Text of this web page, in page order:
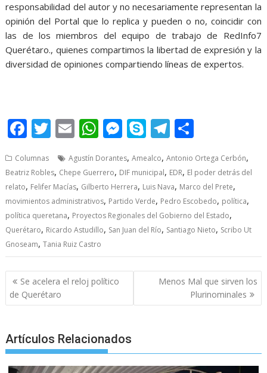
responsabilidad del autor y no necesariamente representan la
opinión del Portal que lo replica y pueden o no, coincidir con
las de los miembros del equipo de trabajo de RedInfo7
Querétaro., quienes compartimos la libertad de expresión y la
diversidad de opiniones compartiendo líneas de expertos.
F
e
b
o
o
k
T
itt
er
E
ai
l
W
at
s
A
p
p
M
ss
e
n
g
er
S
y
p
e
T
e
gr
a
m
ar
e
Columnas Agustín Dorantes,Amealco,Antonio Ortega Cerbón,
Beatriz Robles, Chepe Guerrero, DIF municipal, EDR, El poder detrás del
relato, Felifer Macías, Gilberto Herrera, Luis Nava, Marco del Prete,
movimientos administrativos, Partido Verde, Pedro Escobedo, política,
política queretana, Proyectos Regionales del Gobierno del Estado,
Querétaro, Ricardo Astudillo, San Juan del Río, Santiago Nieto, Scribo Ut
Gnoseam,Tania Ruiz Castro
Post
navigation
Se acelera el reloj político
de Querétaro
Menos Mal que sirven los
Plurinominales
Artículos Relacionados